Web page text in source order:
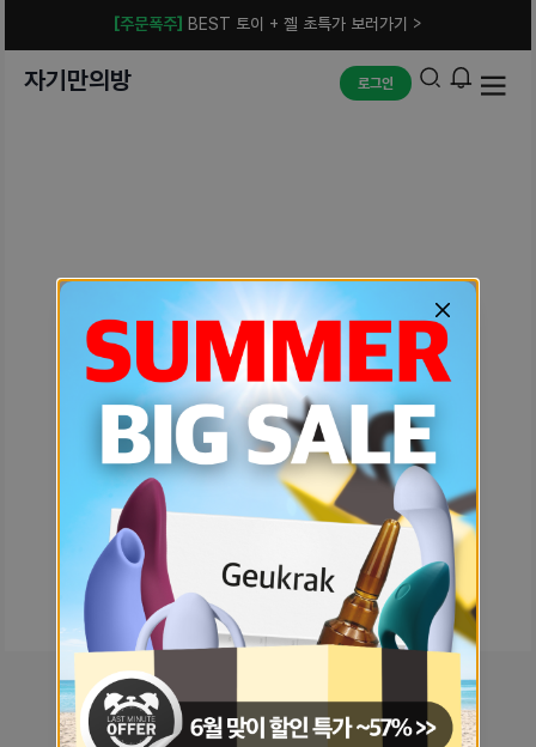
[주문폭주] BEST 토이 + 젤 초특가 보러가기 >
자기만의방 로그인
예상치 못한 에러입니다.